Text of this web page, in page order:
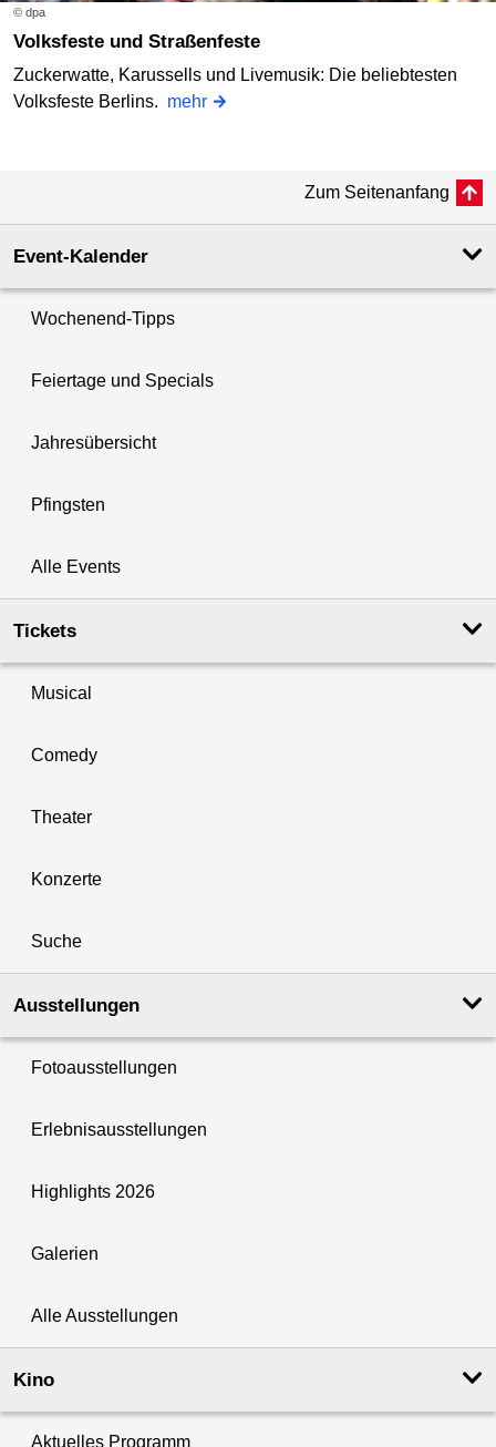
© dpa
Volksfeste und Straßenfeste
Zuckerwatte, Karussells und Livemusik: Die beliebtesten
Volksfeste Berlins. mehr
Zum Seitenanfang
Event-Kalender
Wochenend-Tipps
Feiertage und Specials
Jahresübersicht
Pfingsten
Alle Events
Tickets
Musical
Comedy
Theater
Konzerte
Suche
Ausstellungen
Fotoausstellungen
Erlebnisausstellungen
Highlights 2026
Galerien
Alle Ausstellungen
Kino
Aktuelles Programm